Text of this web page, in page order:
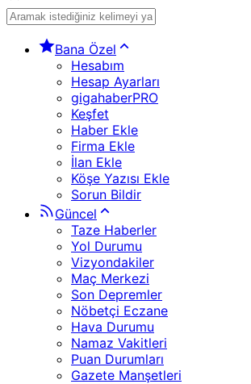
Bana Özel
Hesabım
Hesap Ayarları
gigahaberPRO
Keşfet
Haber Ekle
Firma Ekle
İlan Ekle
Köşe Yazısı Ekle
Sorun Bildir
Güncel
Taze Haberler
Yol Durumu
Vizyondakiler
Maç Merkezi
Son Depremler
Nöbetçi Eczane
Hava Durumu
Namaz Vakitleri
Puan Durumları
Gazete Manşetleri